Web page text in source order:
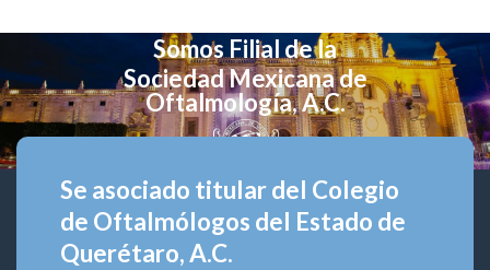
Somos Filial de la
Sociedad Mexicana de
Oftalmología, A.C.
Se asociado titular del Colegio
de Oftalmólogos del Estado de
Querétaro, A.C.